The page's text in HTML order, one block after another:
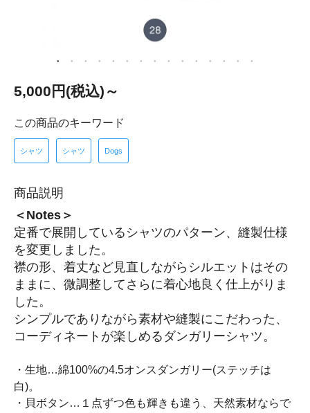
5,000円(税込)～
この商品のキーワード
シャツ シャツ Dogs
商品説明
＜Notes＞
定番で展開しているシャツのパターン、縫製仕様
を変更しました。
襟の形、着丈など見直しながらシルエットはその
ままに、微調整してさらに着心地良く仕上がりま
した。
シンプルでありながら素材や縫製にこだわった、
コーディネートが楽しめるダンガリーシャツ。
・生地…綿100%の4.5オンスダンガリー(ステッチは
白)。
・貝ボタン…１点ずつ色も輝きも違う、天然素材ならで